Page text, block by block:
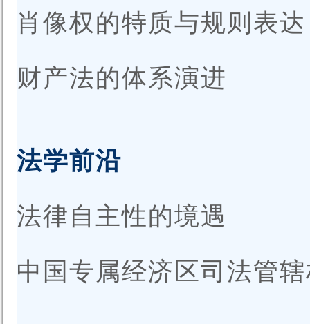
肖像权的特质与规则表
财产法的体系演进
法学前沿
法律自主性的境遇
中国专属经济区司法管